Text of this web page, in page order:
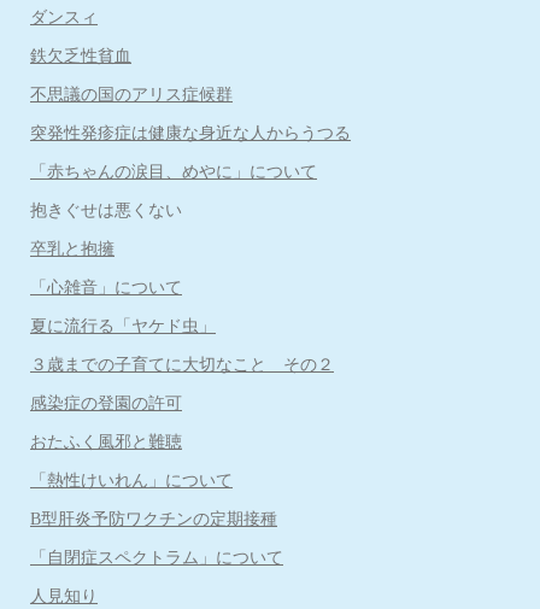
ダンスィ
鉄欠乏性貧血
不思議の国のアリス症候群
突発性発疹症は健康な身近な人からうつる
「赤ちゃんの涙目、めやに」について
抱きぐせは悪くない
卒乳と抱擁
「心雑音」について
夏に流行る「ヤケド虫」
３歳までの子育てに大切なこと その２
感染症の登園の許可
おたふく風邪と難聴
「熱性けいれん」について
B型肝炎予防ワクチンの定期接種
「自閉症スペクトラム」について
人見知り